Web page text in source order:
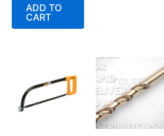
ADD TO
CART